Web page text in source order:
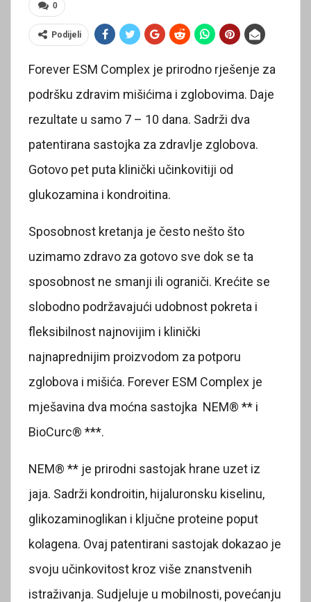
0
Podijeli
Forever ESM Complex je prirodno rješenje za
podršku zdravim mišićima i zglobovima. Daje
rezultate u samo 7 – 10 dana. Sadrži dva
patentirana sastojka za zdravlje zglobova.
Gotovo pet puta klinički učinkovitiji od
glukozamina i kondroitina.
Sposobnost kretanja je često nešto što
uzimamo zdravo za gotovo sve dok se ta
sposobnost ne smanji ili ograniči. Krećite se
slobodno podržavajući udobnost pokreta i
fleksibilnost najnovijim i klinički
najnaprednijim proizvodom za potporu
zglobova i mišića. Forever ESM Complex je
mješavina dva moćna sastojka NEM® ** i
BioCurc® ***.
NEM® ** je prirodni sastojak hrane uzet iz
jaja. Sadrži kondroitin, hijaluronsku kiselinu,
glikozaminoglikan i ključne proteine poput
kolagena. Ovaj patentirani sastojak dokazao je
svoju učinkovitost kroz više znanstvenih
istraživanja. Sudjeluje u mobilnosti, povećanju